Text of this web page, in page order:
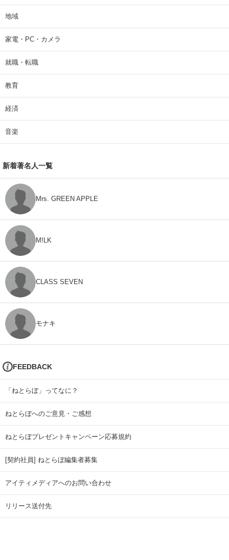
地域
家電・PC・カメラ
就職・転職
教育
経済
音楽
新着著名人一覧
Mrs. GREEN APPLE
M!LK
CLASS SEVEN
モナキ
FEEDBACK
「ねとらぼ」ってなに？
ねとらぼへのご意見・ご感想
ねとらぼプレゼントキャンペーン応募規約
[契約社員] ねとらぼ編集者募集
アイティメディアへのお問い合わせ
リリース送付先